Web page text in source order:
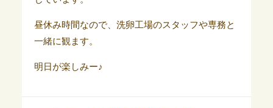
昼休み時間なので、洗卵工場のスタッフや専務と
一緒に観ます。
明日が楽しみー♪